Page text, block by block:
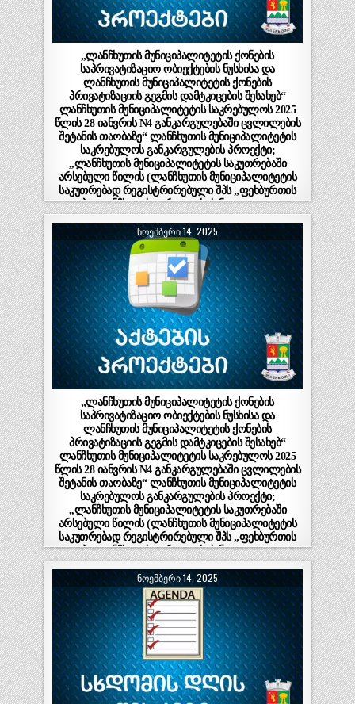
„ლანჩხუთის მუნიციპალიტეტის ქონების
საპრივატიზაციო ობიექტების ნუსხისა და
ლანჩხუთის მუნიციპალიტეტის ქონების
პრივატიზაციის გეგმის დამტკიცების შესახებ“
ლანჩხუთის მუნიციპალიტეტის საკრებულოს 2025
წლის 28 იანვრის N4 განკარგულებაში ცვლილების
შეტანის თაობაზე“ ლანჩხუთის მუნიციპალიტეტის
საკრებულოს განკარგულების პროექტი;
,,ლანჩხუთის მუნიციპალიტეტის საკუთრებაში
არსებული წილის (ლანჩხუთის მუნიციპალიტეტის
საკუთრებად რეგისტრირებული შპს „ფეხბურთის
კლუბი-ლანჩხუთის გურია“ – ს (ს/ნ 433651461) 100
%-იანი წილი) პირობიანი ელექტრონული
აუქციონის ფორმით პრივატიზებაზე მერისათვის
თანხმობის მიცემის შესახებ“ ლანჩხუთის
მუნიციპალიტეტის საკრებულოს განკარგულების
პროექტი.(ნაწილი II)
ᲜᲝᲔᲛᲑᲔᲠᲘ 14, 2025
„ლანჩხუთის მუნიციპალიტეტის ქონების
საპრივატიზაციო ობიექტების ნუსხისა და
ლანჩხუთის მუნიციპალიტეტის ქონების
პრივატიზაციის გეგმის დამტკიცების შესახებ“
ლანჩხუთის მუნიციპალიტეტის საკრებულოს 2025
წლის 28 იანვრის N4 განკარგულებაში ცვლილების
შეტანის თაობაზე“ ლანჩხუთის მუნიციპალიტეტის
საკრებულოს განკარგულების პროექტი;
,,ლანჩხუთის მუნიციპალიტეტის საკუთრებაში
არსებული წილის (ლანჩხუთის მუნიციპალიტეტის
საკუთრებად რეგისტრირებული შპს „ფეხბურთის
კლუბი-ლანჩხუთის გურია“ – ს (ს/ნ 433651461) 100
%-იანი წილი) პირობიანი ელექტრონული
აუქციონის ფორმით პრივატიზებაზე მერისათვის
თანხმობის მიცემის შესახებ“ ლანჩხუთის
მუნიციპალიტეტის საკრებულოს განკარგულების
პროექტი.(ნაწილი I)
ᲜᲝᲔᲛᲑᲔᲠᲘ 14, 2025